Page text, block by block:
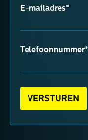
E-mailadres*
Telefoonnummer*